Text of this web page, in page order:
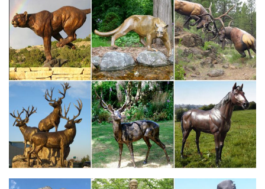
Скульптура как вид изобразительного искусства – PDF
Муниципальное бюджетное учреждение дополнительного
образования «Детская художественная школа» города
Рубцовска Виды изобразительного искусства Живопись как вид
изобразительного искусства Презентация к.
Изготовление статуэток на заказ, купить авторские…
Цена.Для разработки дизайна мы используем наш каталог
статуэток стандартных форм или создаем эксклюзивный
эскизВ любом случае, наши профессиональные художники и
мастера разработают для вас безупречный образец
стекольного искусства, который будет напоминать…
Музыкальные статуэтки в интернет-магазине Для Тебя